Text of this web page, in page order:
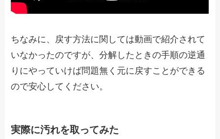
ちなみに、戻す方法に関しては動画で紹介されて
いなかったのですが、分解したときの手順の逆通
りにやっていけば問題無く元に戻すことができる
ので安心してください。
実際に汚れを取ってみた